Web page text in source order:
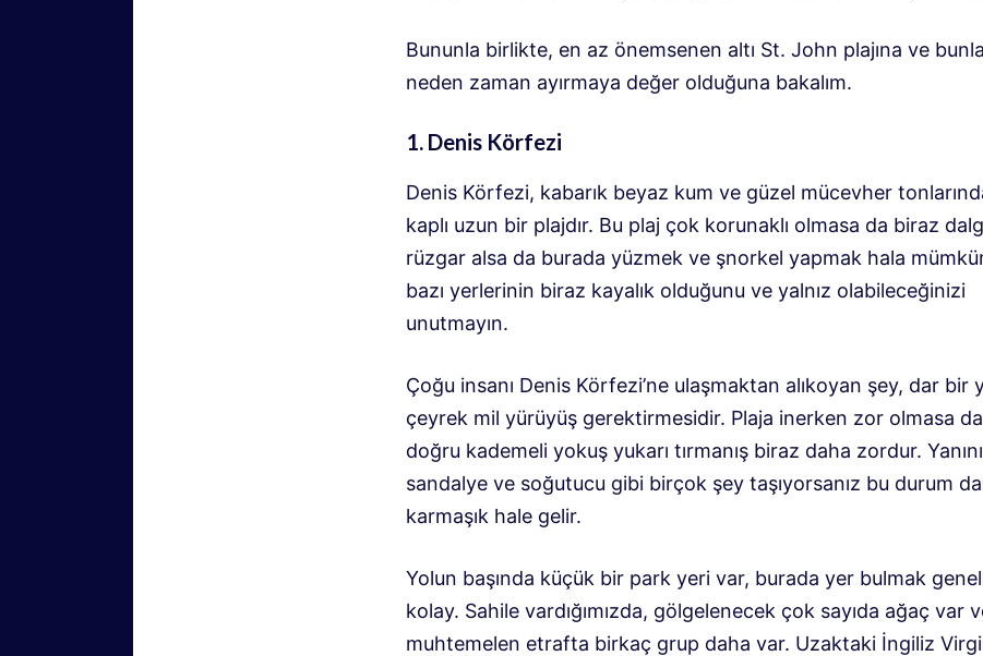
Bununla birlikte, en az önemsenen altı St. John plajına ve
neden zaman ayırmaya değer olduğuna bakalım.
1. Denis Körfezi
Denis Körfezi, kabarık beyaz kum ve güzel mücevher
kaplı uzun bir plajdır. Bu plaj çok korunaklı olmasa da biraz
rüzgar alsa da burada yüzmek ve şnorkel yapmak hala
bazı yerlerinin biraz kayalık olduğunu ve yalnız olabileceğinizi
unutmayın.
Çoğu insanı Denis Körfezi’ne ulaşmaktan alıkoyan şey, dar bir
çeyrek mil yürüyüş gerektirmesidir. Plaja inerken zor olmasa
doğru kademeli yokuş yukarı tırmanış biraz daha zordur.
sandalye ve soğutucu gibi birçok şey taşıyorsanız bu durum
karmaşık hale gelir.
Yolun başında küçük bir park yeri var, burada yer bulmak
kolay. Sahile vardığımızda, gölgelenecek çok sayıda ağaç var
muhtemelen etrafta birkaç grup daha var. Uzaktaki İngiliz